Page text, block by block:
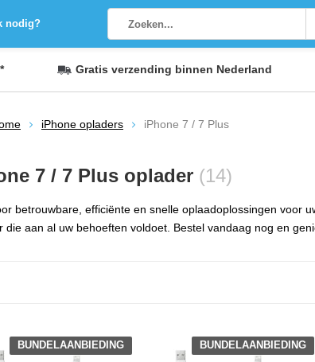
nodig?
* Gratis verzending binnen Nederland
iPhone opladers iPhone 7 / 7 Plus
7 / 7 Plus oplader (14)
betrouwbare, efficiënte en snelle oplaadoplossingen voor
die aan al uw behoeften voldoet. Bestel vandaag nog en
BUNDELAANBIEDING BUNDELAANBIEDING